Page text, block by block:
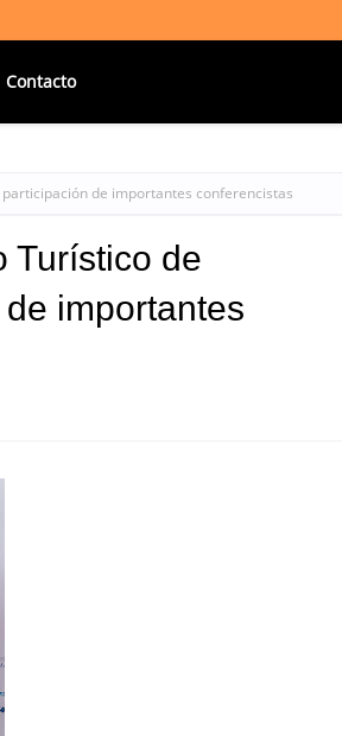
Contacto
de importantes conferencistas
Turístico de
importantes